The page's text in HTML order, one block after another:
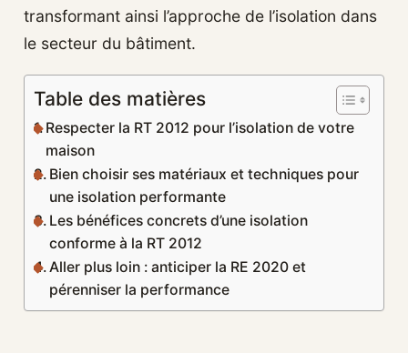
transformant ainsi l’approche de l’isolation dans
le secteur du bâtiment.
Table des matières
Respecter la RT 2012 pour l’isolation de votre
maison
Bien choisir ses matériaux et techniques pour
une isolation performante
Les bénéfices concrets d’une isolation
conforme à la RT 2012
Aller plus loin : anticiper la RE 2020 et
pérenniser la performance